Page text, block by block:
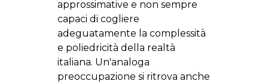
approssimative e non sempre
capaci di cogliere
adeguatamente la complessità
e poliedricità della realtà
italiana. Un'analoga
preoccupazione si ritrova anche